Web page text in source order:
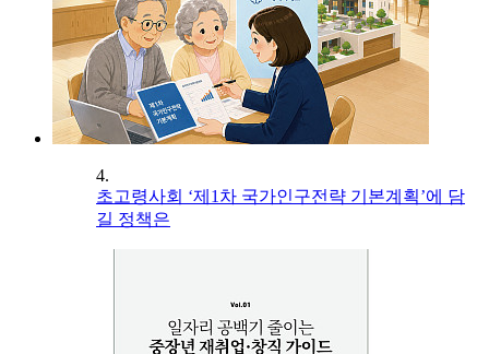
4.
초고령사회 ‘제1차 국가인구전략 기본계획’에 담
길 정책은